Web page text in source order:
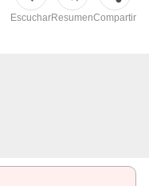
EscucharResumenCompartir